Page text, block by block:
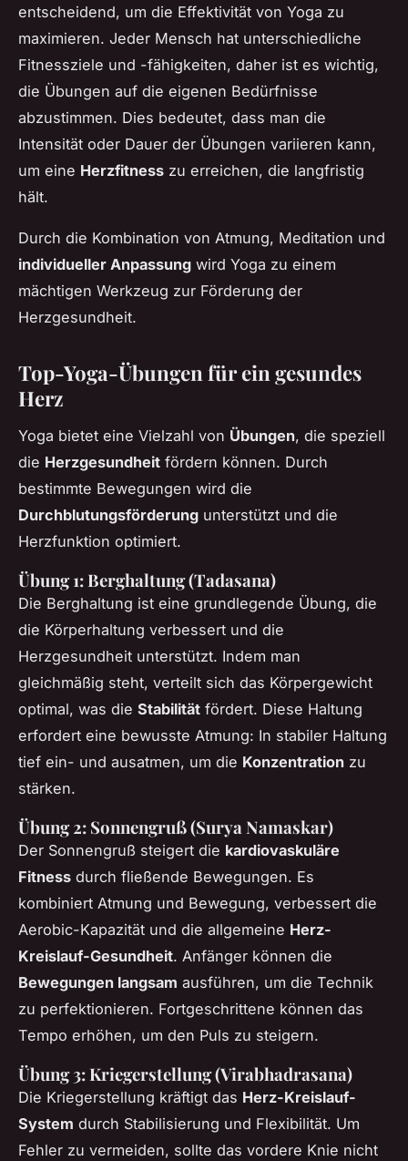
entscheidend, um die Effektivität von Yoga zu
maximieren. Jeder Mensch hat unterschiedliche
Fitnessziele und -fähigkeiten, daher ist es wichtig,
die Übungen auf die eigenen Bedürfnisse
abzustimmen. Dies bedeutet, dass man die
Intensität oder Dauer der Übungen variieren kann,
um eine Herzfitness zu erreichen, die langfristig
hält.
Durch die Kombination von Atmung, Meditation und
individueller Anpassung wird Yoga zu einem
mächtigen Werkzeug zur Förderung der
Herzgesundheit.
Top-Yoga-Übungen für ein gesundes
Herz
Yoga bietet eine Vielzahl von Übungen, die speziell
die Herzgesundheit fördern können. Durch
bestimmte Bewegungen wird die
Durchblutungsförderung unterstützt und die
Herzfunktion optimiert.
Übung 1: Berghaltung (Tadasana)
Die Berghaltung ist eine grundlegende Übung, die
die Körperhaltung verbessert und die
Herzgesundheit unterstützt. Indem man
gleichmäßig steht, verteilt sich das Körpergewicht
optimal, was die Stabilität fördert. Diese Haltung
erfordert eine bewusste Atmung: In stabiler Haltung
tief ein- und ausatmen, um die Konzentration zu
stärken.
Übung 2: Sonnengruß (Surya Namaskar)
Der Sonnengruß steigert die kardiovaskuläre
Fitness durch fließende Bewegungen. Es
kombiniert Atmung und Bewegung, verbessert die
Aerobic-Kapazität und die allgemeine Herz-
Kreislauf-Gesundheit. Anfänger können die
Bewegungen langsam ausführen, um die Technik
zu perfektionieren. Fortgeschrittene können das
Tempo erhöhen, um den Puls zu steigern.
Übung 3: Kriegerstellung (Virabhadrasana)
Die Kriegerstellung kräftigt das Herz-Kreislauf-
System durch Stabilisierung und Flexibilität. Um
Fehler zu vermeiden, sollte das vordere Knie nicht